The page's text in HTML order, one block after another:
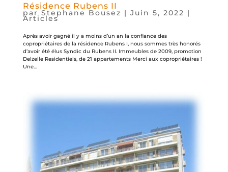
Résidence Rubens II
par Stephane Bousez | Juin 5, 2022 |
Articles
Après avoir gagné il y a moins d’un an la confiance des
copropriétaires de la résidence Rubens I, nous sommes très honorés
d’avoir été élus Syndic du Rubens II. Immeubles de 2009, promotion
Delzelle Residentiels, de 21 appartements Merci aux copropriétaires !
Une...